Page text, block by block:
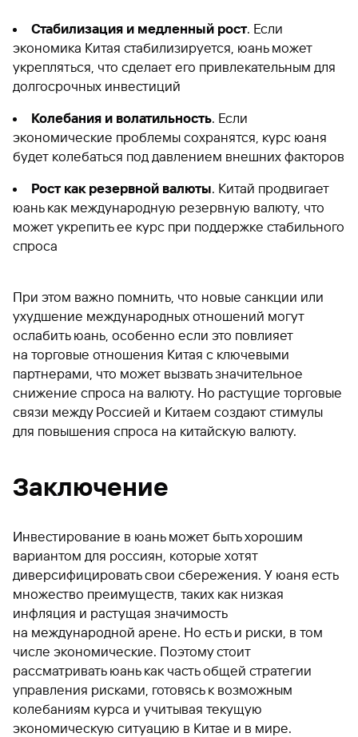
Стабилизация и медленный рост. Если
экономика Китая стабилизируется, юань может
укрепляться, что сделает его привлекательным для
долгосрочных инвестиций
Колебания и волатильность. Если
экономические проблемы сохранятся, курс юаня
будет колебаться под давлением внешних факторов
Рост как резервной валюты. Китай продвигает
юань как международную резервную валюту, что
может укрепить ее курс при поддержке стабильного
спроса
При этом важно помнить, что новые санкции или
ухудшение международных отношений могут
ослабить юань, особенно если это повлияет
на торговые отношения Китая с ключевыми
партнерами, что может вызвать значительное
снижение спроса на валюту. Но растущие торговые
связи между Россией и Китаем создают стимулы
для повышения спроса на китайскую валюту.
Заключение
Инвестирование в юань может быть хорошим
вариантом для россиян, которые хотят
диверсифицировать свои сбережения. У юаня есть
множество преимуществ, таких как низкая
инфляция и растущая значимость
на международной арене. Но есть и риски, в том
числе экономические. Поэтому стоит
рассматривать юань как часть общей стратегии
управления рисками, готовясь к возможным
колебаниям курса и учитывая текущую
экономическую ситуацию в Китае и в мире.